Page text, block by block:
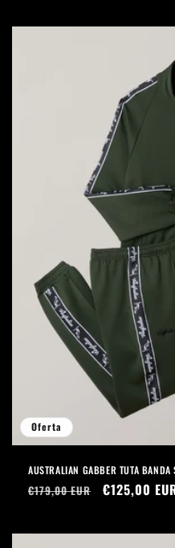
Oferta
AUSTRALIAN GABBER TUTA
Precio
€179,00 EUR
Precio
€125,00